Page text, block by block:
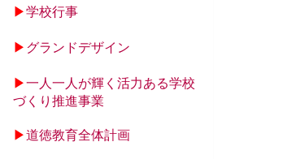
▶学校行事
▶グランドデザイン
▶一人一人が輝く活力ある学校
づくり推進事業
▶道徳教育全体計画